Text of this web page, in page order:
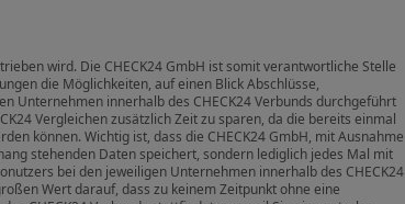
wird. Die CHECK24 GmbH ist somit verantwortliche Stelle
die Möglichkeiten, auf einen Blick Abschlüsse,
Unternehmen innerhalb des CHECK24 Verbunds durchgeführt
Vergleichen zusätzlich Zeit zu sparen, da die bereits einmal
können. Wichtig ist, dass die CHECK24 GmbH, mit Ausnahme
stehenden Daten speichert, sondern lediglich jedes Mal mit
bei den jeweiligen Unternehmen innerhalb des CHECK24
Wert darauf, dass zu keinem Zeitpunkt ohne eine